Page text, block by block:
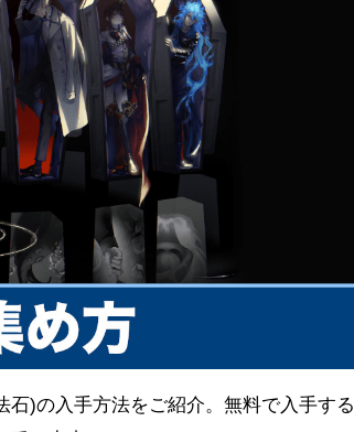
)の入手方法をご紹介。無料で入手する